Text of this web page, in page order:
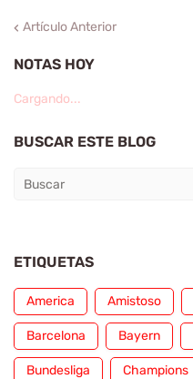
Artículo Anterior
NOTAS HOY
Cargando...
BUSCAR ESTE BLOG
ETIQUETAS
America Amistoso
Barcelona Bayern
Bundesliga Champions